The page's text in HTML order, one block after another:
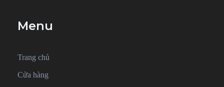
Menu
Trang chủ
Cửa hàng